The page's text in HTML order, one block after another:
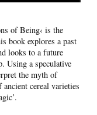
of Being‹ is the
book explores a past
looks to a future
Using a speculative
the myth of
cereal varieties